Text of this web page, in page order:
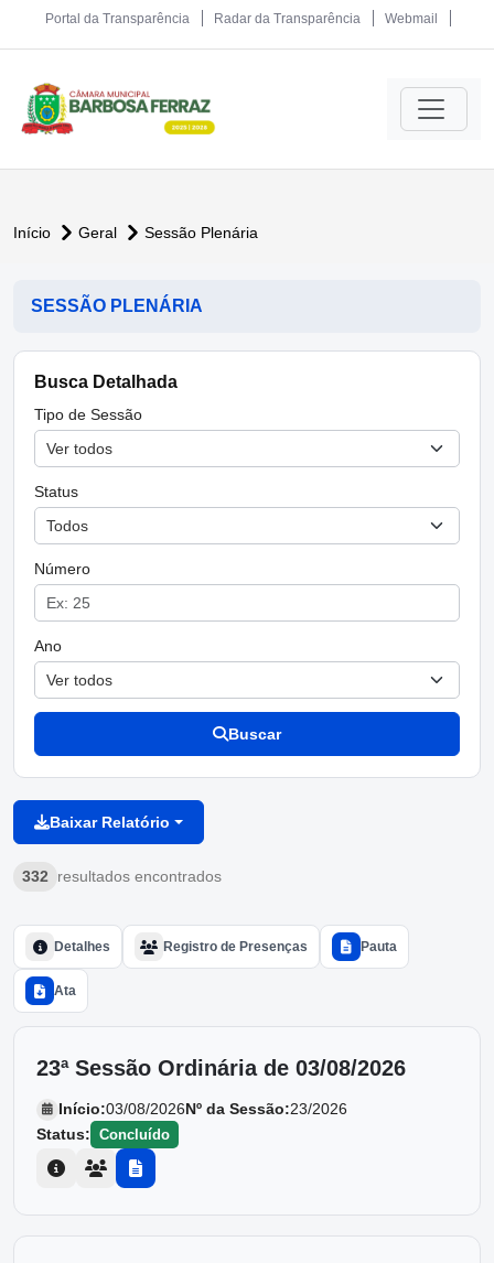
Portal da Transparência Radar da Transparência Webmail
Início Geral Sessão Plenária
SESSÃO PLENÁRIA
Busca Detalhada
Tipo de Sessão
Status
Número
Ano
Buscar
Baixar Relatório
332 resultados encontrados
Detalhes Registro de Presenças Pauta
Ata
23ª Sessão Ordinária de 03/08/2026
Início:03/08/2026Nº da Sessão:23/2026
Status: Concluído